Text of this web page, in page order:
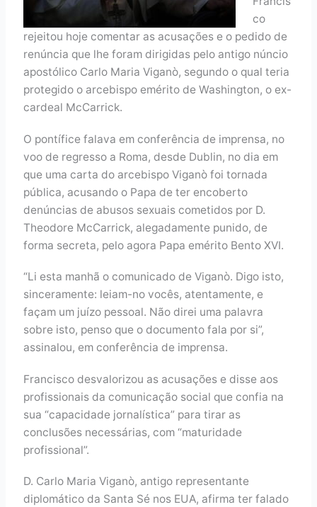
co
rejeitou hoje comentar as acusações e o pedido de
renúncia que lhe foram dirigidas pelo antigo núncio
apostólico Carlo Maria Viganò, segundo o qual teria
protegido o arcebispo emérito de Washington, o ex-
cardeal McCarrick.
O pontífice falava em conferência de imprensa, no
voo de regresso a Roma, desde Dublin, no dia em
que uma carta do arcebispo Viganò foi tornada
pública, acusando o Papa de ter encoberto
denúncias de abusos sexuais cometidos por D.
Theodore McCarrick, alegadamente punido, de
forma secreta, pelo agora Papa emérito Bento XVI.
“Li esta manhã o comunicado de Viganò. Digo isto,
sinceramente: leiam-no vocês, atentamente, e
façam um juízo pessoal. Não direi uma palavra
sobre isto, penso que o documento fala por si”,
assinalou, em conferência de imprensa.
Francisco desvalorizou as acusações e disse aos
profissionais da comunicação social que confia na
sua “capacidade jornalística” para tirar as
conclusões necessárias, com “maturidade
profissional”.
D. Carlo Maria Viganò, antigo representante
diplomático da Santa Sé nos EUA, afirma ter falado